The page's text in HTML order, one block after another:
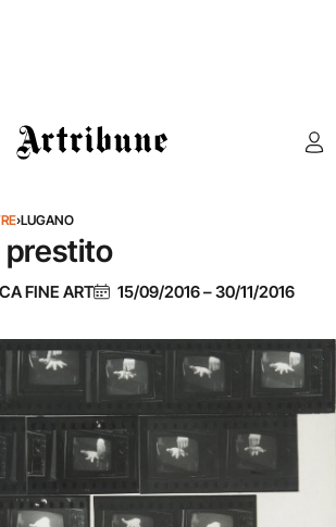
Artribune
›LUGANO
prestito
FINE ART 15/09/2016–30/11/2016